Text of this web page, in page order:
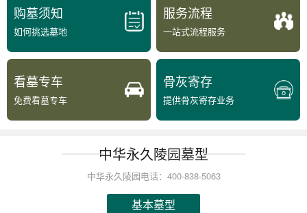
购墓须知
如何挑选墓地
服务流程
一站式流程服务
看墓专车
免费看墓专车
骨灰寄存
提供骨灰寄存业务
中华永久陵园墓型
中华永久陵园电话：400-838-5063
基本墓型